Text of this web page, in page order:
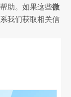
助。如果这些微
我们获取相关信